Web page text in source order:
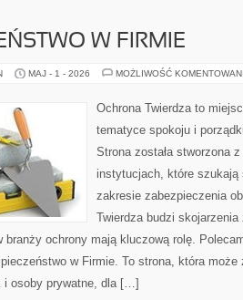
W FIRMIE
MAJ - 1 - 2026 MOŻLIWOŚĆ
Ochrona Twierdza to
tematyce spokoju i
Strona została stworzona
instytucjach, które szukają
zakresie zabezpieczenia
Twierdza budzi
branży ochrony mają kluczową rolę.
w Firmie. To strona, która może
i osoby prywatne, dla […]